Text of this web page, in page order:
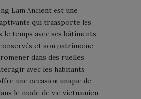
Lam Ancient est une
qui transporte les
le temps avec ses bâtiments
et son patrimoine
dans des ruelles
avec les habitants
une occasion unique de
le mode de vie vietnamien